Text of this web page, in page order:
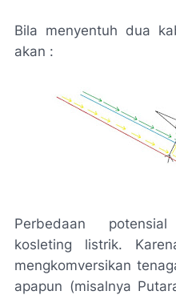
Bila menyentuh dua
akan :
Perbedaan
kosleting listrik.
mengkomversikan
apapun (misalnya